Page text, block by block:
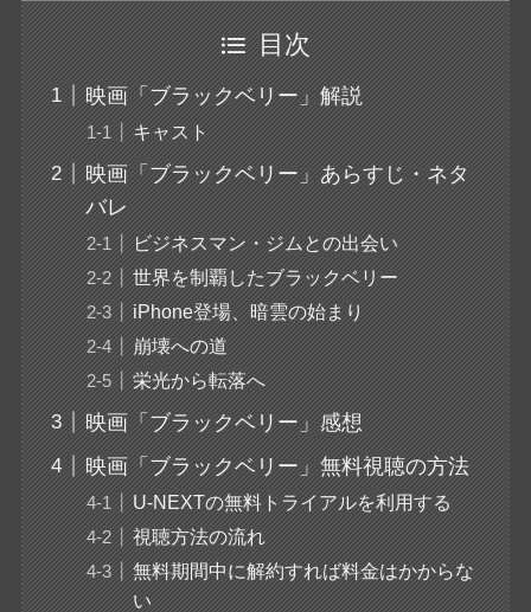
目次
映画「ブラックベリー」解説
キャスト
映画「ブラックベリー」あらすじ・ネタ
バレ
ビジネスマン・ジムとの出会い
世界を制覇したブラックベリー
iPhone登場、暗雲の始まり
崩壊への道
栄光から転落へ
映画「ブラックベリー」感想
映画「ブラックベリー」無料視聴の方法
U-NEXTの無料トライアルを利用する
視聴方法の流れ
無料期間中に解約すれば料金はかからな
い